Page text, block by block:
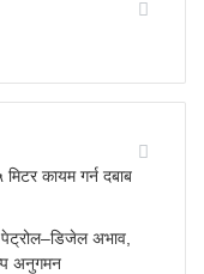
कायम गर्न दबाब
पेट्रोल–डिजेल अभाव,
अनुगमन